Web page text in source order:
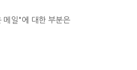
메일"에 대한 부분은